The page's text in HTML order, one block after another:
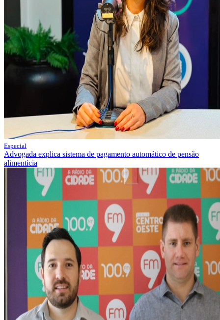
Especial
Advogada explica sistema de pagamento automático de pensão
alimentícia